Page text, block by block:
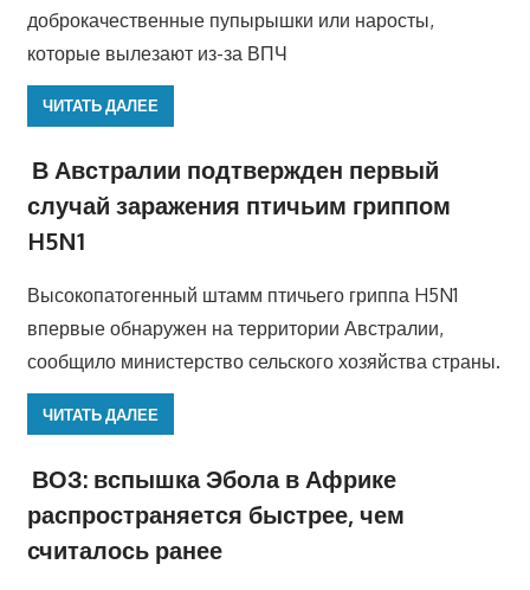
доброкачественные пупырышки или наросты,
которые вылезают из-за ВПЧ
ЧИТАТЬ ДАЛЕЕ
В Австралии подтвержден первый
случай заражения птичьим гриппом
H5N1
Высокопатогенный штамм птичьего гриппа H5N1
впервые обнаружен на территории Австралии,
сообщило министерство сельского хозяйства страны.
ЧИТАТЬ ДАЛЕЕ
ВОЗ: вспышка Эбола в Африке
распространяется быстрее, чем
считалось ранее